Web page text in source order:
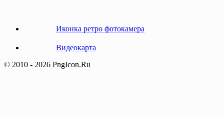
Иконка ретро фотокамера
Видеокарта
© 2010 - 2026 PngIcon.Ru